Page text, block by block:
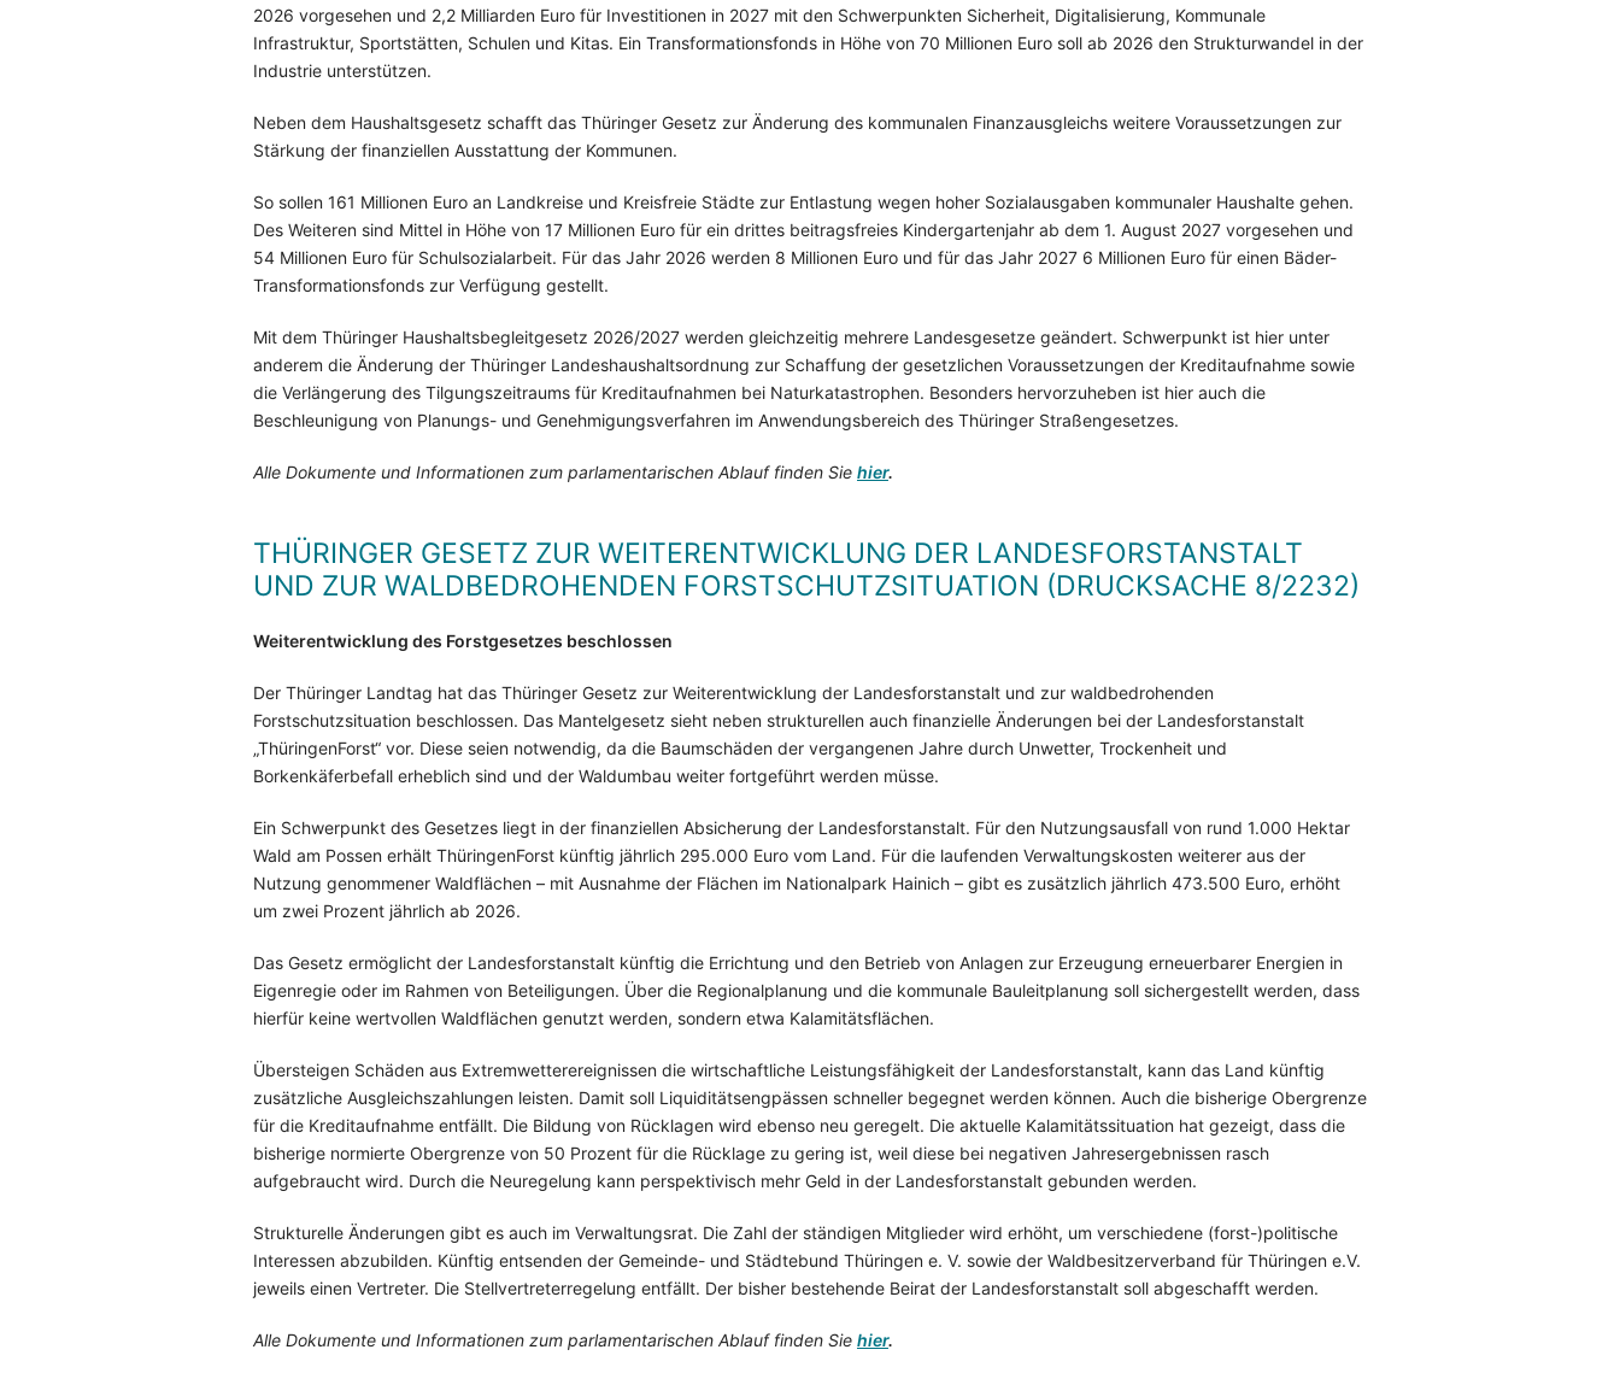
2026 vorgesehen und 2,2 Milliarden Euro für Investitionen in 2027 mit den Schwerpunkten Sicherheit, Digitalisierung, Kommunale
Infrastruktur, Sportstätten, Schulen und Kitas. Ein Transformationsfonds in Höhe von 70 Millionen Euro soll ab 2026 den Strukturwandel in der
Industrie unterstützen.
Neben dem Haushaltsgesetz schafft das Thüringer Gesetz zur Änderung des kommunalen Finanzausgleichs weitere Voraussetzungen zur
Stärkung der finanziellen Ausstattung der Kommunen.
So sollen 161 Millionen Euro an Landkreise und Kreisfreie Städte zur Entlastung wegen hoher Sozialausgaben kommunaler Haushalte gehen.
Des Weiteren sind Mittel in Höhe von 17 Millionen Euro für ein drittes beitragsfreies Kindergartenjahr ab dem 1. August 2027 vorgesehen und
54 Millionen Euro für Schulsozialarbeit. Für das Jahr 2026 werden 8 Millionen Euro und für das Jahr 2027 6 Millionen Euro für einen Bäder-
Transformationsfonds zur Verfügung gestellt.
Mit dem Thüringer Haushaltsbegleitgesetz 2026/2027 werden gleichzeitig mehrere Landesgesetze geändert. Schwerpunkt ist hier unter
anderem die Änderung der Thüringer Landeshaushaltsordnung zur Schaffung der gesetzlichen Voraussetzungen der Kreditaufnahme sowie
die Verlängerung des Tilgungszeitraums für Kreditaufnahmen bei Naturkatastrophen. Besonders hervorzuheben ist hier auch die
Beschleunigung von Planungs- und Genehmigungsverfahren im Anwendungsbereich des Thüringer Straßengesetzes.
Alle Dokumente und Informationen zum parlamentarischen Ablauf finden Sie hier.
THÜRINGER GESETZ ZUR WEITERENTWICKLUNG DER LANDESFORSTANSTALT
UND ZUR WALDBEDROHENDEN FORSTSCHUTZSITUATION (DRUCKSACHE 8/2232)
Weiterentwicklung des Forstgesetzes beschlossen
Der Thüringer Landtag hat das Thüringer Gesetz zur Weiterentwicklung der Landesforstanstalt und zur waldbedrohenden
Forstschutzsituation beschlossen. Das Mantelgesetz sieht neben strukturellen auch finanzielle Änderungen bei der Landesforstanstalt
„ThüringenForst“ vor. Diese seien notwendig, da die Baumschäden der vergangenen Jahre durch Unwetter, Trockenheit und
Borkenkäferbefall erheblich sind und der Waldumbau weiter fortgeführt werden müsse.
Ein Schwerpunkt des Gesetzes liegt in der finanziellen Absicherung der Landesforstanstalt. Für den Nutzungsausfall von rund 1.000 Hektar
Wald am Possen erhält ThüringenForst künftig jährlich 295.000 Euro vom Land. Für die laufenden Verwaltungskosten weiterer aus der
Nutzung genommener Waldflächen – mit Ausnahme der Flächen im Nationalpark Hainich – gibt es zusätzlich jährlich 473.500 Euro, erhöht
um zwei Prozent jährlich ab 2026.
Das Gesetz ermöglicht der Landesforstanstalt künftig die Errichtung und den Betrieb von Anlagen zur Erzeugung erneuerbarer Energien in
Eigenregie oder im Rahmen von Beteiligungen. Über die Regionalplanung und die kommunale Bauleitplanung soll sichergestellt werden, dass
hierfür keine wertvollen Waldflächen genutzt werden, sondern etwa Kalamitätsflächen.
Übersteigen Schäden aus Extremwetterereignissen die wirtschaftliche Leistungsfähigkeit der Landesforstanstalt, kann das Land künftig
zusätzliche Ausgleichszahlungen leisten. Damit soll Liquiditätsengpässen schneller begegnet werden können. Auch die bisherige Obergrenze
für die Kreditaufnahme entfällt. Die Bildung von Rücklagen wird ebenso neu geregelt. Die aktuelle Kalamitätssituation hat gezeigt, dass die
bisherige normierte Obergrenze von 50 Prozent für die Rücklage zu gering ist, weil diese bei negativen Jahresergebnissen rasch
aufgebraucht wird. Durch die Neuregelung kann perspektivisch mehr Geld in der Landesforstanstalt gebunden werden.
Strukturelle Änderungen gibt es auch im Verwaltungsrat. Die Zahl der ständigen Mitglieder wird erhöht, um verschiedene (forst-)politische
Interessen abzubilden. Künftig entsenden der Gemeinde- und Städtebund Thüringen e. V. sowie der Waldbesitzerverband für Thüringen e.V.
jeweils einen Vertreter. Die Stellvertreterregelung entfällt. Der bisher bestehende Beirat der Landesforstanstalt soll abgeschafft werden.
Alle Dokumente und Informationen zum parlamentarischen Ablauf finden Sie hier.